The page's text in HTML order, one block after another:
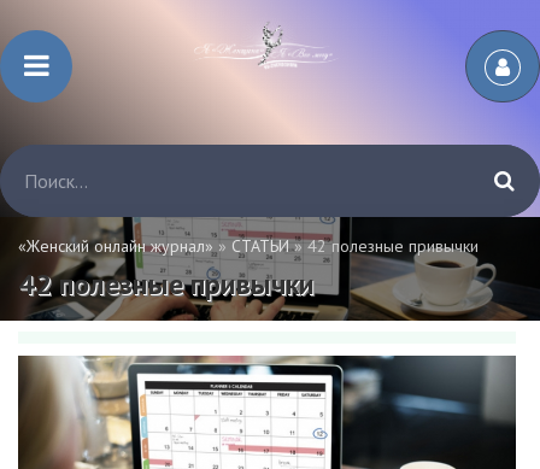
«Женский онлайн журнал» » СТАТЬИ» 42 полезные привычки
42 полезные привычки